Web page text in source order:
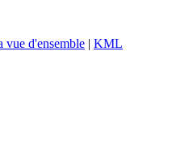
vue d'ensemble | KML